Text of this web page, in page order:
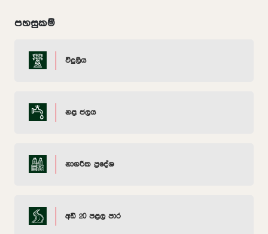
පහසුකම්
විදුලිය
නළ ජලය
නාගරික ප්‍රදේශ
අඩි 20 පළල පාර